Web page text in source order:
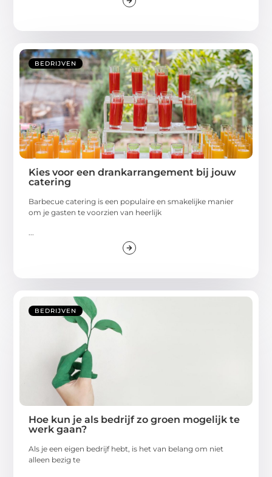
BEDRIJVEN
Kies voor een drankarrangement bij jouw
catering
Barbecue catering is een populaire en smakelijke manier
om je gasten te voorzien van heerlijk
BEDRIJVEN
Hoe kun je als bedrijf zo groen mogelijk te
werk gaan?
Als je een eigen bedrijf hebt, is het van belang om niet
alleen bezig te